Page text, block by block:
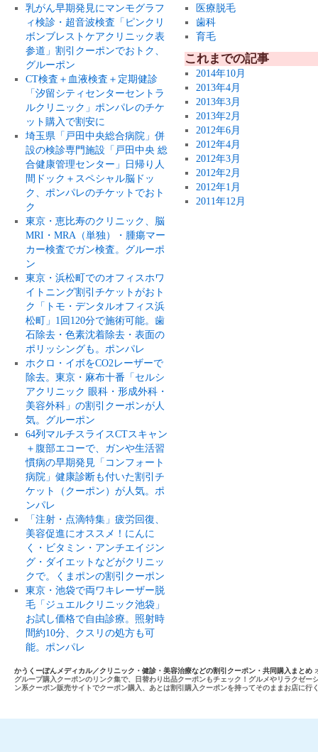
乳がん早期発見にマンモグラフ
ィ検診・超音波検査「ピンクリ
ボンブレストケアクリニック表
参道」割引クーポンでおトク、
グルーポン
CT検査＋血液検査＋定期健診
「汐留シティセンターセントラ
ルクリニック」ポンパレのチケ
ット購入で割安に
埼玉県「戸田中央総合病院」併
設の検診専門施設「戸田中央 総
合健康管理センター」日帰り人
間ドック＋スペシャル脳ドッ
ク、ポンパレのチケットでおト
ク
東京・恵比寿のクリニック、脳
MRI・MRA（単独）・腫瘍マー
カー検査でガン検査。グルーポ
ン
東京・浜松町でのオフィスホワ
イトニング割引チケットがおト
ク「トモ・デンタルオフィス浜
松町」1回120分で施術可能。歯
石除去・色素沈着除去・表面の
ポリッシングも。ポンパレ
ホクロ・イボをCO2レーザーで
除去。東京・麻布十番「セルシ
アクリニック 眼科・形成外科・
美容外科」の割引クーポンが人
気。グルーポン
64列マルチスライスCTスキャン
＋腹部エコーで、ガンや生活習
慣病の早期発見「コンフォート
病院」健康診断も付いた割引チ
ケット（クーポン）が人気。ポ
ンパレ
「注射・点滴特集」疲労回復、
美容促進にオススメ！にんに
く・ビタミン・アンチエイジン
グ・ダイエットなどがクリニッ
クで。くまポンの割引クーポン
東京・池袋で両ワキレーザー脱
毛「ジュエルクリニック池袋」
お試し価格で自由診療。照射時
間約10分、クスリの処方も可
能。ポンパレ
医療脱毛
歯科
育毛
これまでの記事
2014年10月
2013年4月
2013年3月
2013年2月
2012年6月
2012年4月
2012年3月
2012年2月
2012年1月
2011年12月
かうくーぽんメディカル／クリニック・健診・美容治療などの割引クーポン・共同購入まとめ
グループ購入クーポンのリンク集で、日替わり出品クーポンもチェック！グルメやリラクゼ
ン系クーポン販売サイトでクーポン購入、あとは割引購入クーポンを持ってそのままお店に行